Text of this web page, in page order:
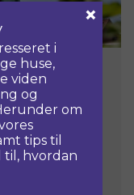
i
gulve, døre,
i
huse,
viden
og
om
tips til
hvordan
×